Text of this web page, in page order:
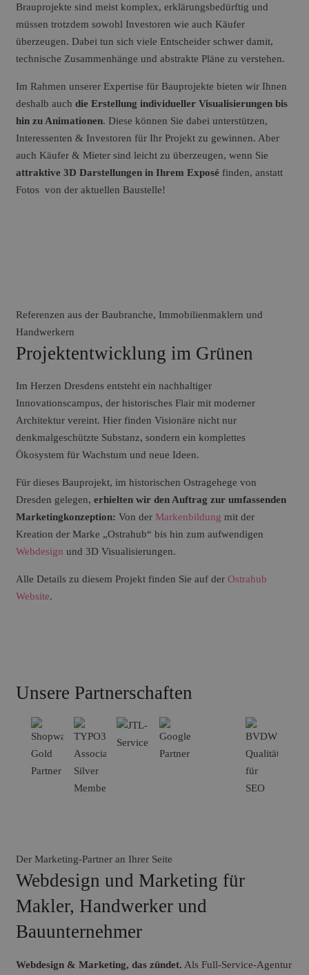
Brauprojekte sind meist komplex, erklärungsbedürftig und
müssen trotzdem sowohl Investoren wie auch Käufer
überzeugen. Dabei tun sich viele Entscheider schwer damit,
technische Zusammenhänge und abstrakte Pläne zu verstehen.
Im Rahmen unserer Expertise für Bauprojekte bieten wir Ihnen
deshalb auch die Erstellung individueller Visualisierungen bis
hin zu Animationen. Diese können Sie dabei unterstützen,
Interessenten & Investoren für Ihr Projekt zu gewinnen. Aber
auch Käufer & Mieter sind leicht zu überzeugen, wenn Sie
attraktive 3D Darstellungen in Ihrem Exposé finden, anstatt
Fotos von der aktuellen Baustelle!
Referenzen aus der Baubranche, Immobilienmaklern und
Handwerkern
Projektentwicklung im Grünen
Im Herzen Dresdens entsteht ein nachhaltiger
Innovationscampus, der historisches Flair mit moderner
Architektur vereint. Hier finden Visionäre nicht nur
denkmalgeschützte Substanz, sondern ein komplettes
Ökosystem für Wachstum und neue Ideen.
Für dieses Bauprojekt, im historischen Ostragehege von
Dresden gelegen, erhielten wir den Auftrag zur umfassenden
Marketingkonzeption: Von der Markenbildung mit der
Kreation der Marke „Ostrahub“ bis hin zum aufwendigen
Webdesign und 3D Visualisierungen.
Alle Details zu diesem Projekt finden Sie auf der Ostrahub
Website.
Unsere Partnerschaften
Der Marketing-Partner an Ihrer Seite
Webdesign und Marketing für
Makler, Handwerker und
Bauunternehmer
Webdesign & Marketing, das zündet. Als Full-Service-Agentur